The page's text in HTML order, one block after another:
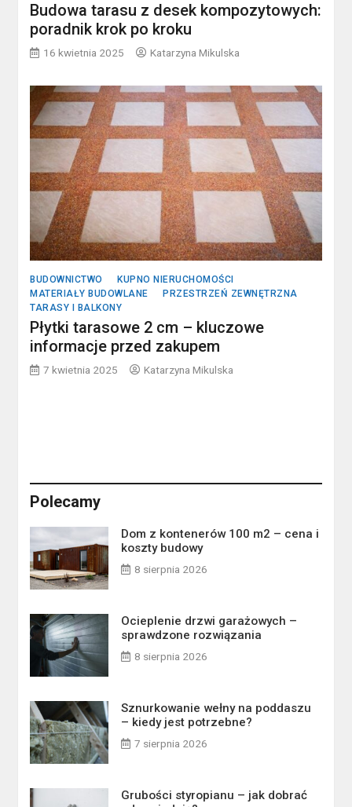
Budowa tarasu z desek kompozytowych:
poradnik krok po kroku
16 kwietnia 2025 Katarzyna Mikulska
BUDOWNICTWO
KUPNO NIERUCHOMOŚCI
MATERIAŁY BUDOWLANE
PRZESTRZEŃ ZEWNĘTRZNA
TARASY I BALKONY
Płytki tarasowe 2 cm – kluczowe
informacje przed zakupem
7 kwietnia 2025 Katarzyna Mikulska
Polecamy
Dom z kontenerów 100 m2 – cena i
koszty budowy
8 sierpnia 2026
Ocieplenie drzwi garażowych –
sprawdzone rozwiązania
8 sierpnia 2026
Sznurkowanie wełny na poddaszu
– kiedy jest potrzebne?
7 sierpnia 2026
Grubości styropianu – jak dobrać